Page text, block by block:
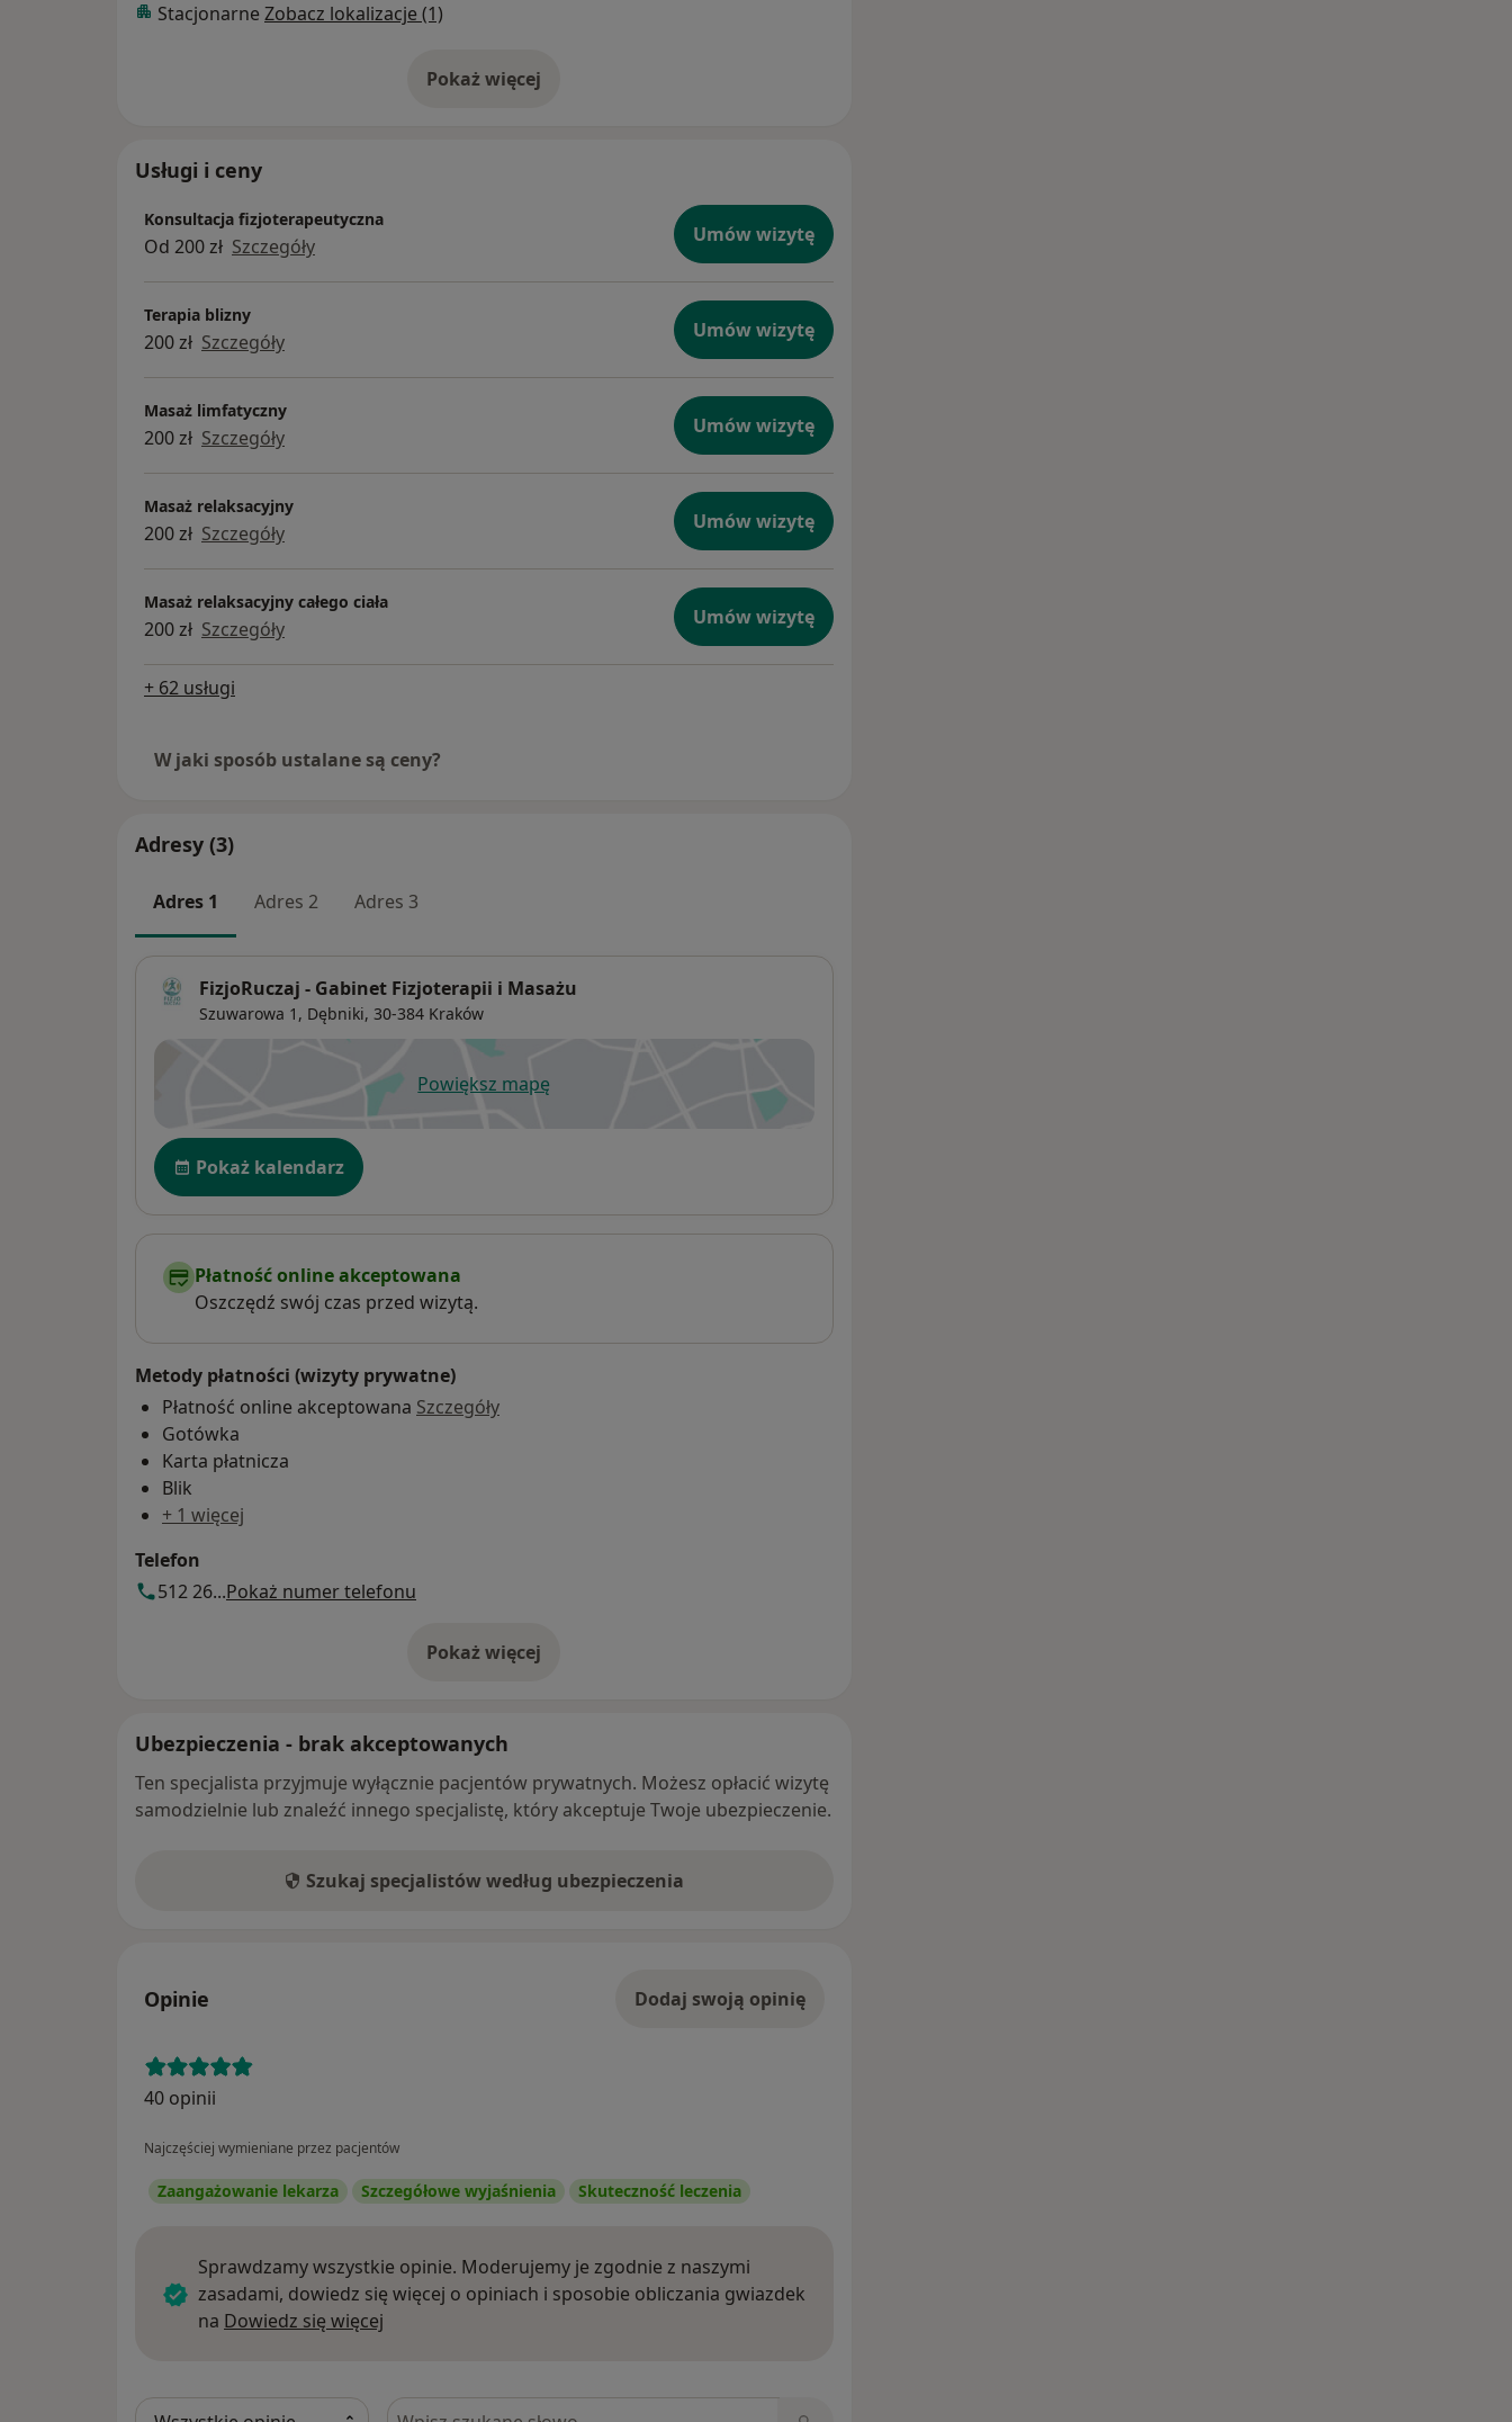
Stacjonarne Zobacz lokalizacje (1)
Pokaż więcejo doświadczeniu
Usługi i ceny
Konsultacja fizjoterapeutyczna
Od 200 zł Szczegóły Umów wizytę
Terapia blizny
200 zł Szczegóły Umów wizytę
Masaż limfatyczny
200 zł Szczegóły Umów wizytę
Masaż relaksacyjny
200 zł Szczegóły Umów wizytę
Masaż relaksacyjny całego ciała
200 zł Szczegóły Umów wizytę
+ 62 usługi
W jaki sposób ustalane są ceny?
Adresy (3)
Adres 1 Adres 2 Adres 3
FizjoRuczaj - Gabinet Fizjoterapii i Masażu
Szuwarowa 1, Dębniki, 30-384 Kraków
Powiększ mapęotwiera się w nowej karcie
Dostępność
Pokaż kalendarz
Płatność online akceptowana
Oszczędź swój czas przed wizytą.
Metody płatności (wizyty prywatne)
Płatność online akceptowana Szczegóły
Gotówka
Karta płatnicza
Blik
+ 1 więcej
Telefon
512 26...Pokaż numer telefonu
Pokaż więcej
o adresie
Ubezpieczenia - brak akceptowanych
Ten specjalista przyjmuje wyłącznie pacjentów prywatnych. Możesz opłacić wizytę
samodzielnie lub znaleźć innego specjalistę, który akceptuje Twoje ubezpieczenie.
Szukaj specjalistów według ubezpieczenia
Opinie Dodaj swoją opinię
40 opinii
Najczęściej wymieniane przez pacjentów
Zaangażowanie lekarza Szczegółowe wyjaśnienia Skuteczność leczenia
Sprawdzamy wszystkie opinie. Moderujemy je zgodnie z naszymi
zasadami, dowiedz się więcej o opiniach i sposobie obliczania gwiazdek
na Dowiedz się więcej
Szukaj w opiniach